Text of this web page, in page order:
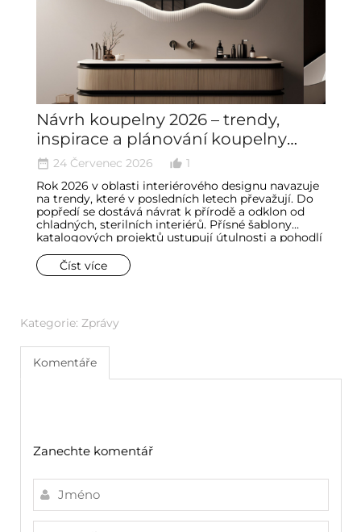
Návrh koupelny 2026 – trendy,
inspirace a plánování koupelny
krok za krokem
date_range 24 Červenec 2026 thumb_up_alt 1
Rok 2026 v oblasti interiérového designu navazuje
na trendy, které v posledních letech převažují. Do
popředí se dostává návrat k přírodě a odklon od
chladných, sterilních interiérů. Přísné šablony
katalogových projektů ustupují útulnosti a pohodlí
důležité. Koupelny ostatně přestaly být vnímány
jako čistě funkční místnosti a proměnily se v zóny
Číst více
Kategorie: Zprávy
Komentáře
Zanechte komentář